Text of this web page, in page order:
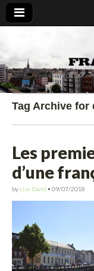
Francais Cork
Tag Archive for
Les
d’une
by Lise David • 09/07/2018